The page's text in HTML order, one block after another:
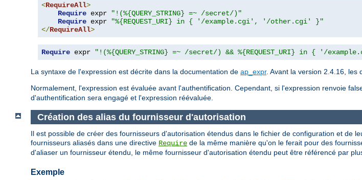
<RequireAll>
Require expr
"!(%{QUERY_STRING} =~ /secret/)"
Require expr
"%{REQUEST_URI} in { '/example.cgi', '/other.cgi' }"
</RequireAll>
Require expr "!(%{QUERY_STRING} =~ /secret/) && %{REQUEST_URI} in { '/
La syntaxe de l'expression est décrite dans la documentation de ap_expr. Avant la version 2.4.16, les
Normalement, l'expression est évaluée avant l'authentification. Cependant, si l'expression renvoie
d'authentification sera engagé et l'expression réévaluée.
Création des alias du fournisseur d'autorisation
Il est possible de créer des fournisseurs d'autorisation étendus dans le fichier de configuration et de
fournisseurs aliasés dans une directive Require de la même manière qu'on le ferait pour des
d'aliaser un fournisseur étendu, le même fournisseur d'autorisation étendu peut être référencé par
Exemple